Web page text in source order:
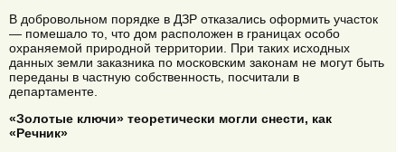
В добровольном порядке в ДЗР отказались оформить участок
— помешало то, что дом расположен в границах особо
охраняемой природной территории. При таких исходных
данных земли заказника по московским законам не могут быть
переданы в частную собственность, посчитали в
департаменте.
«Золотые ключи» теоретически могли снести, как
«Речник»